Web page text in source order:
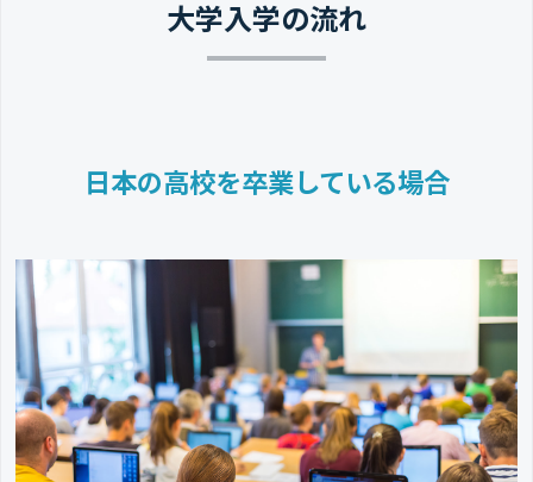
大学入学の流れ
日本の高校を卒業している場合